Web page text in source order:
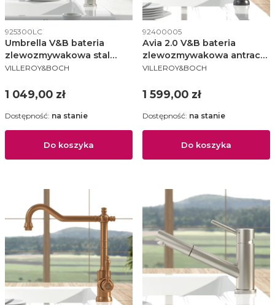
Kod produktu
925300LC
Umbrella V&B bateria
zlewozmywakowa stal
nierdzewna szczotkowana
PRODUCENT
VILLEROY&BOCH
Cena
1 049,00 zł
Do koszyka
Dostępność: na stanie
Kod produktu
92400005
Avia 2.0 V&B bateria
zlewozmywakowa antracyt
- 92400005
PRODUCENT
VILLEROY&BOCH
Cena
1 599,00 zł
Do koszyka
Dostępność: na stanie